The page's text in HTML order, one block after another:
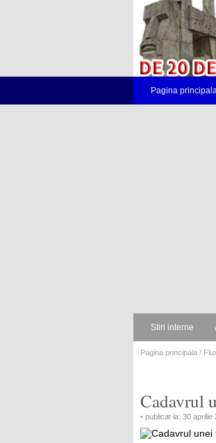
Pagina
Stiri interne
Pagina principala /
Cadavrul
• publicat la: 30 aprilie